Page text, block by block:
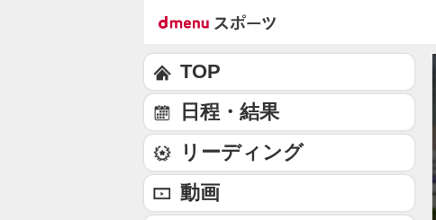
TOP
日程・結果
リーディング
動画